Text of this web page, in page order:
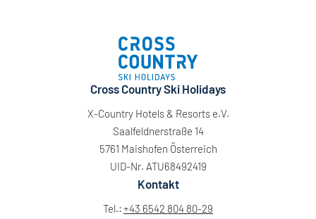
Cross Country Ski Holidays
X-Country Hotels & Resorts e.V.
Saalfeldnerstraße 14
5761 Maishofen Österreich
UID-Nr. ATU68492419
Kontakt
Tel.: +43 6542 804 80-29